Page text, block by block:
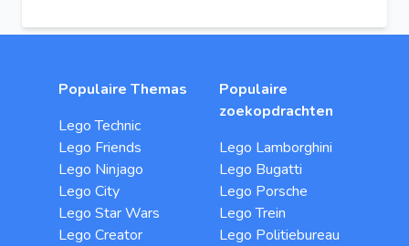
Populaire Themas
Lego Technic
Lego Friends
Lego Ninjago
Lego City
Lego Star Wars
Lego Creator
Populaire
zoekopdrachten
Lego Lamborghini
Lego Bugatti
Lego Porsche
Lego Trein
Lego Politiebureau